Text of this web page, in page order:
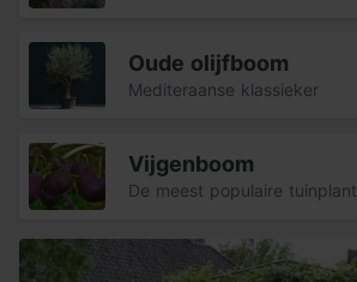
Oude olijfboom
Mediteraanse klassieker
Vijgenboom
De meest populaire tuinplant